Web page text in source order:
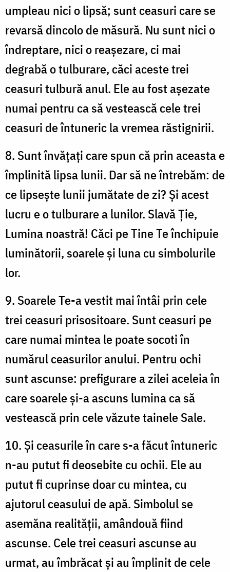
umpleau nici o lipsă; sunt ceasuri care se
revarsă dincolo de măsură. Nu sunt nici o
îndreptare, nici o reașezare, ci mai
degrabă o tulburare, căci aceste trei
ceasuri tulbură anul. Ele au fost așezate
numai pentru ca să vestească cele trei
ceasuri de întuneric la vremea răstignirii.
8. Sunt învățați care spun că prin aceasta e
împlinită lipsa lunii. Dar să ne întrebăm: de
ce lipsește lunii jumătate de zi? Și acest
lucru e o tulburare a lunilor. Slavă Ție,
Lumina noastră! Căci pe Tine Te închipuie
luminătorii, soarele și luna cu simbolurile
lor.
9. Soarele Te-a vestit mai întâi prin cele
trei ceasuri prisositoare. Sunt ceasuri pe
care numai mintea le poate socoti în
numărul ceasurilor anului. Pentru ochi
sunt ascunse: prefigurare a zilei aceleia în
care soarele și-a ascuns lumina ca să
vestească prin cele văzute tainele Sale.
10. Și ceasurile în care s-a făcut întuneric
n-au putut fi deosebite cu ochii. Ele au
putut fi cuprinse doar cu mintea, cu
ajutorul ceasului de apă. Simbolul se
asemăna realității, amândouă fiind
ascunse. Cele trei ceasuri ascunse au
urmat, au îmbrăcat și au împlinit de cele